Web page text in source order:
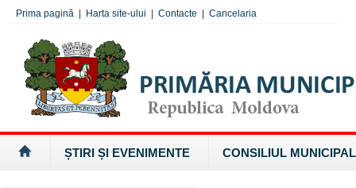
Prima pagină Harta site-ului Contacte Cancelaria
ȘTIRI ȘI EVENIMENTE CONSILIUL MUNICIPAL